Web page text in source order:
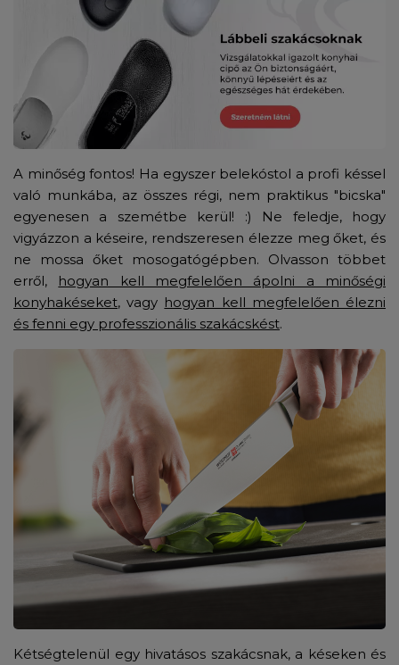
A minőség fontos! Ha egyszer belekóstol a profi késsel
való munkába, az összes régi, nem praktikus "bicska"
egyenesen a szemétbe kerül! :) Ne feledje, hogy
vigyázzon a késeire, rendszeresen élezze meg őket, és
ne mossa őket mosogatógépben. Olvasson többet
erről, hogyan kell megfelelően ápolni a minőségi
konyhakéseket, vagy hogyan kell megfelelően élezni
és fenni egy professzionális szakácskést.
Kétségtelenül egy hivatásos szakácsnak, a késeken és